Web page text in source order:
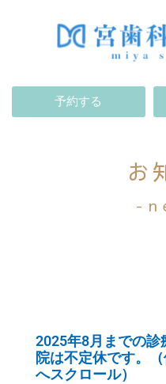
予約する
お
-
2025年8月までの診
院は不定休です。
へスクロール）